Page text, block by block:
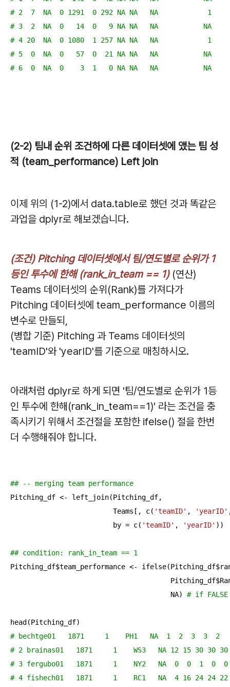
# 2  7  NA  0 1291  0 292 NA NA   NA            1
# 3  2  NA  0   14  0   9 NA NA   NA           NA
# 4 20  NA  0 1080  1 257 NA NA   NA            1
# 5  0  NA  0   57  0  21 NA NA   NA           NA
# 6  0  NA  0    3  1   0 NA NA   NA           NA
(2-2) 팀내 순위 조건하에 다른 데이터셋에 앴는 팀 성
적 (team_performance) Left join
이제 위의 (1-2)에서 data.table로 했던 것과 똑같은
과업을 dplyr로 해보겠습니다.
(조건) Pitching 데이터셋에서 팀/연도별로 순위가 1
등인 투수에 한해 (rank_in_team == 1) (연산)
Teams 데이터셋의 순위(Rank)를 가져다가
Pitching 데이터셋에 team_performance 이름의
변수로 만들되,
(병합 기준) Pitching 과 Teams 데이터셋의
'teamID'와 'yearID'를 기준으로 매칭하시오.
아래처럼 dplyr로 하게 되면 '팀/연도별로 순위가 1등
인 투수에 한해(rank_in_team==1)' 라는 조건을 충
족시키기 위해서 조건절을 포함한 ifelse() 절을 한번
더 수행해줘야 합니다.
## -- merging team performance
Pitching_df <- left_join(Pitching_df,
                         Teams[, c(
'teamID' , 'yearID'
                         by = c(
'teamID' , 'yearID' ))
## condition: rank_in_team == 1
Pitching_df$team_performance <-
                                       NA)
# if FALSE
# bechtge01   1871     1    PH1   NA  1  2  3  3  2
# 2 brainas01   1871     1    WS3   NA 12 15 30 30
# 3 fergubo01   1871     1    NY2   NA  0  0  1
# 4 fishech01   1871     1    RC1   NA  4 16 24 24